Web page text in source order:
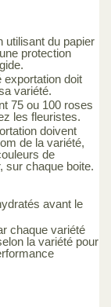
utilisant du papier
protection
exportation doit
variété.
75 ou 100 roses
les fleuristes.
doivent
de la variété,
de
sur chaque boite.
avant le
chaque variété
la variété pour